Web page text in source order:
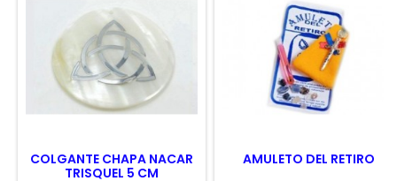
COLGANTE CHAPA NACAR
TRISQUEL 5 CM
AMULETO DEL RETIRO